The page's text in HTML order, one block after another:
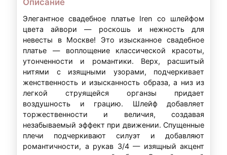
Элегантное свадебное платье Iren со шлейфом
цвета айвори — роскошь и нежность для
невесты в Москве! Это изысканное свадебное
платье — воплощение классической красоты,
утонченности и романтики. Верх, расшитый
нитями с изящными узорами, подчеркивает
женственность и изысканность образа, а низ из
легкой струящейся органзы придает
воздушность и грацию. Шлейф добавляет
торжественности и величия, создавая
незабываемый эффект при движении. Спущенные
плечи подчеркивают силуэт и добавляют
романтичности, а рукав 3/4 — изящный акцент
Примечание:Условия рассрочки могут
варьироваться в зависимости от суммы аренды
и индивидуальных обстоятельств. Точные
условия уточняйте у наших менеджеров.